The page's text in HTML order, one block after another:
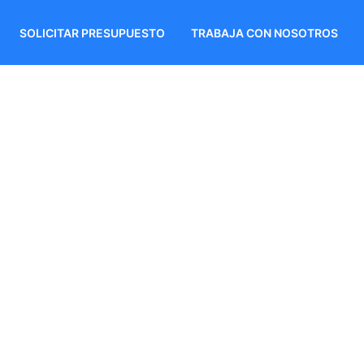
SOLICITAR PRESUPUESTO TRABAJA CON NOSOTROS